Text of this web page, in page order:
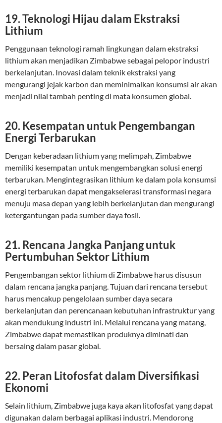
19. Teknologi Hijau dalam Ekstraksi
Lithium
Penggunaan teknologi ramah lingkungan dalam ekstraksi
lithium akan menjadikan Zimbabwe sebagai pelopor industri
berkelanjutan. Inovasi dalam teknik ekstraksi yang
mengurangi jejak karbon dan meminimalkan konsumsi air akan
menjadi nilai tambah penting di mata konsumen global.
20. Kesempatan untuk Pengembangan
Energi Terbarukan
Dengan keberadaan lithium yang melimpah, Zimbabwe
memiliki kesempatan untuk mengembangkan solusi energi
terbarukan. Mengintegrasikan lithium ke dalam pola konsumsi
energi terbarukan dapat mengakselerasi transformasi negara
menuju masa depan yang lebih berkelanjutan dan mengurangi
ketergantungan pada sumber daya fosil.
21. Rencana Jangka Panjang untuk
Pertumbuhan Sektor Lithium
Pengembangan sektor lithium di Zimbabwe harus disusun
dalam rencana jangka panjang. Tujuan dari rencana tersebut
harus mencakup pengelolaan sumber daya secara
berkelanjutan dan perencanaan kebutuhan infrastruktur yang
akan mendukung industri ini. Melalui rencana yang matang,
Zimbabwe dapat memastikan produknya diminati dan
bersaing dalam pasar global.
22. Peran Litofosfat dalam Diversifikasi
Ekonomi
Selain lithium, Zimbabwe juga kaya akan litofosfat yang dapat
digunakan dalam berbagai aplikasi industri. Mendorong